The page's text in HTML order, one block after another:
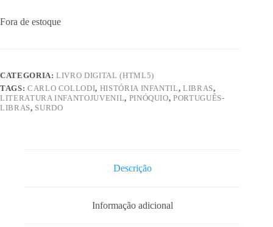
Fora de estoque
CATEGORIA:LIVRO DIGITAL (HTML5)
TAGS: CARLO COLLODI, HISTÓRIA INFANTIL,LIBRAS,
LITERATURA INFANTOJUVENIL, PINÓQUIO,PORTUGUÊS-
LIBRAS, SURDO
Descrição
Informação adicional